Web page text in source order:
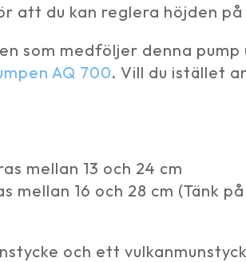
att du kan reglera höjden
som medföljer denna
AQ 700. Vill du istället
mellan 13 och 24 cm
mellan 16 och 28 cm (Tänk
och ett